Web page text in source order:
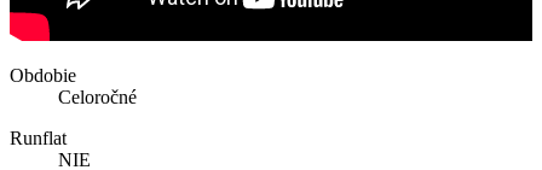
Obdobie
Celoročné
Runflat
NIE